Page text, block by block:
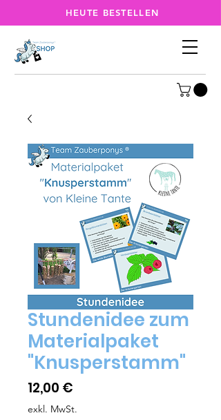
HEUTE BESTELLEN
Stundenidee zum
Materialpaket
"Knusperstamm"
12,00 €
exkl. MwSt.